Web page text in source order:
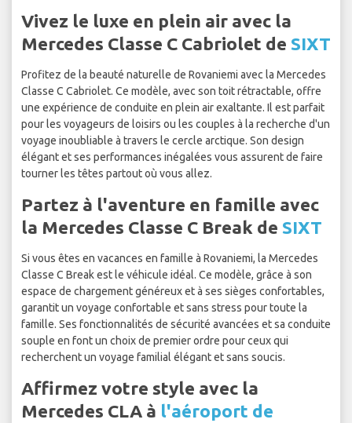
Vivez le luxe en plein air avec la
Mercedes Classe C Cabriolet de SIXT
Profitez de la beauté naturelle de Rovaniemi avec la Mercedes
Classe C Cabriolet. Ce modèle, avec son toit rétractable, offre
une expérience de conduite en plein air exaltante. Il est parfait
pour les voyageurs de loisirs ou les couples à la recherche d'un
voyage inoubliable à travers le cercle arctique. Son design
élégant et ses performances inégalées vous assurent de faire
tourner les têtes partout où vous allez.
Partez à l'aventure en famille avec
la Mercedes Classe C Break de SIXT
Si vous êtes en vacances en famille à Rovaniemi, la Mercedes
Classe C Break est le véhicule idéal. Ce modèle, grâce à son
espace de chargement généreux et à ses sièges confortables,
garantit un voyage confortable et sans stress pour toute la
famille. Ses fonctionnalités de sécurité avancées et sa conduite
souple en font un choix de premier ordre pour ceux qui
recherchent un voyage familial élégant et sans soucis.
Affirmez votre style avec la
Mercedes CLA à l'aéroport de